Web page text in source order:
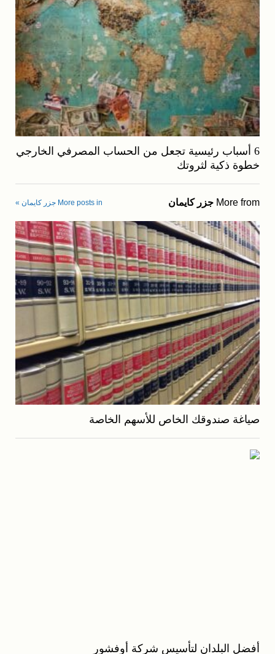
6 أسباب رئيسية تجعل من الحساب المصرفي الخارجي
خطوة ذكية لثروتك
More from جزر كايمان More posts in جزر كايمان »
صياغة صندوقك الخاص للأسهم الخاصة
أفضل البلدان لتأسيس شركة أوفشور